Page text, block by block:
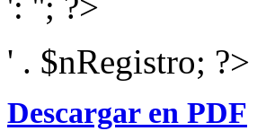
' . $nRegistro; ?>
Descargar en PDF